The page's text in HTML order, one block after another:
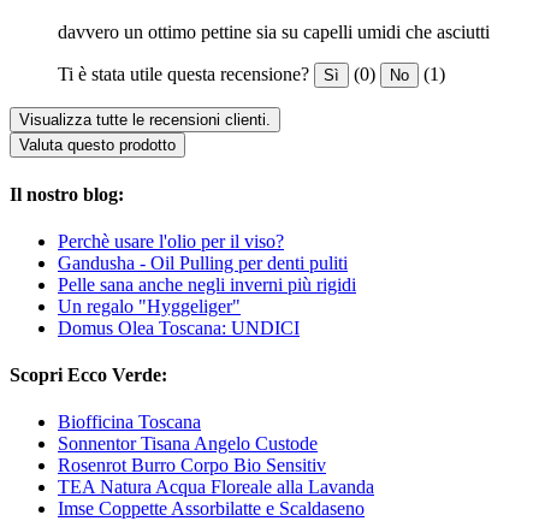
davvero un ottimo pettine sia su capelli umidi che asciutti
Ti è stata utile questa recensione? Sì (0) No (1)
Visualizza tutte le recensioni clienti.
Valuta questo prodotto
Il nostro blog:
Perchè usare l'olio per il viso?
Gandusha - Oil Pulling per denti puliti
Pelle sana anche negli inverni più rigidi
Un regalo "Hyggeliger"
Domus Olea Toscana: UNDICI
Scopri Ecco Verde:
Biofficina Toscana
Sonnentor Tisana Angelo Custode
Rosenrot Burro Corpo Bio Sensitiv
TEA Natura Acqua Floreale alla Lavanda
Imse Coppette Assorbilatte e Scaldaseno